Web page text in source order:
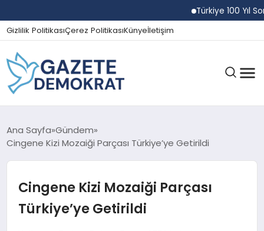
Türkiye 100 Yıl
Gizlilik PolitikasıÇerez PolitikasıKünyeİletişim
GÜNDEM
SPOR
Ana Sayfa Gündem
Cingene Kizi Mozaiği Parçası Türkiye’ye Getirildi
Cingene Kizi Mozaiği Parçası
Türkiye’ye Getirildi